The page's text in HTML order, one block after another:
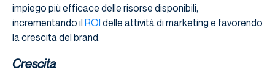
impiego più efficace delle risorse disponibili,
incrementando il ROI delle attività di marketing e favorendo
la crescita del brand.
Crescita